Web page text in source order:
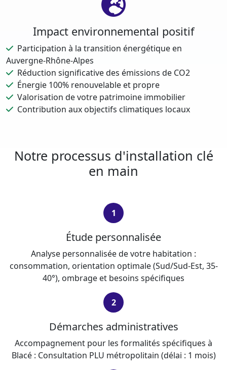
Impact environnemental positif
Participation à la transition énergétique en
Auvergne-Rhône-Alpes
Réduction significative des émissions de CO2
Énergie 100% renouvelable et propre
Valorisation de votre patrimoine immobilier
Contribution aux objectifs climatiques locaux
Notre processus d'installation clé
en main
1
Étude personnalisée
Analyse personnalisée de votre habitation :
consommation, orientation optimale (Sud/Sud-Est, 35-
40°), ombrage et besoins spécifiques
2
Démarches administratives
Accompagnement pour les formalités spécifiques à
Blacé : Consultation PLU métropolitain (délai : 1 mois)